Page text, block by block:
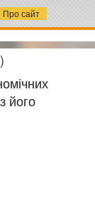
Про сайт
його